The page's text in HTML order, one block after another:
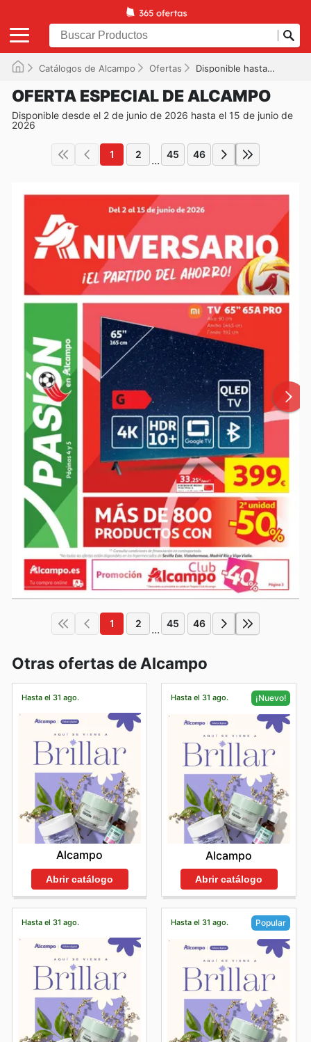
Catálogos de Alcampo Ofertas Disponible hasta el 15/06/2026
OFERTA ESPECIAL DE ALCAMPO
Disponible desde el 2 de junio de 2026 hasta el 15 de junio de
2026
1 2 ... 45 46
1 2 ... 45 46
Otras ofertas de Alcampo
Hasta el 31 ago.
Alcampo
Abrir catálogo
Hasta el 31 ago. ¡Nuevo!
Alcampo
Abrir catálogo
Hasta el 31 ago. Hasta el 31 ago. Popular